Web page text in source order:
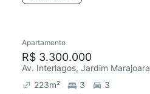
Apartamento
R$ 3.300.000
Av. Interlagos, Jardim Marajoara
223m² 3
3